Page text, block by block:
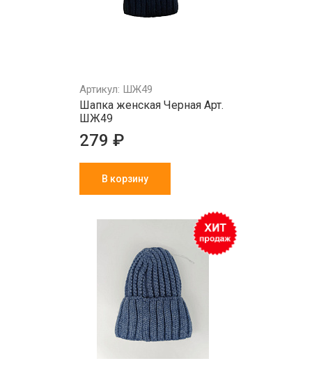
Артикул: ШЖ49
Шапка женская Черная Арт.
ШЖ49
279 ₽
В корзину